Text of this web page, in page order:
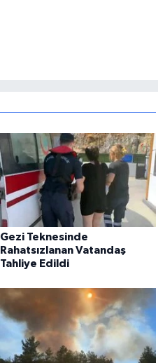
Gezi Teknesinde
Rahatsızlanan Vatandaş
Tahliye Edildi